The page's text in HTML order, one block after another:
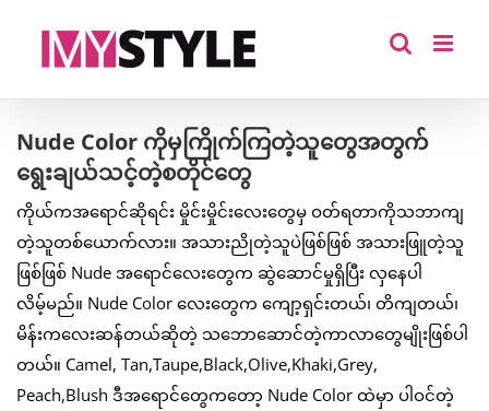
Nude Color ကိုမှကြိုက်ကြတဲ့သူတွေအတွက်
ရွေးချယ်သင့်တဲ့စတိုင်တွေ
ကိုယ်ကအရောင်ဆိုရင်း မှိုင်းမှိုင်းလေးတွေမှ ဝတ်ရတာကိုသဘာကျ
တဲ့သူတစ်ယောက်လား။ အသားညိုတဲ့သူပဲဖြစ်ဖြစ် အသားဖြူတဲ့သူ
ဖြစ်ဖြစ် Nude အရောင်လေးတွေက ဆွဲဆောင်မှုရှိပြီး လှနေပါ
လိမ့်မည်။ Nude Color လေးတွေက ကျော့ရှင်းတယ်၊ တိကျတယ်၊
မိန်းကလေးဆန်တယ်ဆိုတဲ့ သဘောဆောင်တဲ့ကာလာတွေမျိုးဖြစ်ပါ
တယ်။ Camel, Tan,Taupe,Black,Olive,Khaki,Grey,
Peach,Blush ဒီအရောင်တွေကတော့ Nude Color ထဲမှာ ပါဝင်တဲ့